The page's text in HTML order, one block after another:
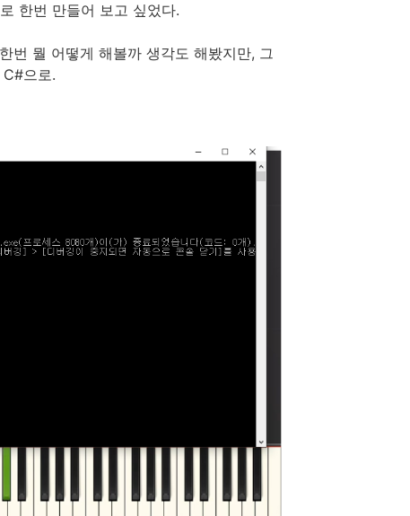
한번 만들어 보고 싶었다.
번 뭘 어떻게 해볼까 생각도 해봤지만, 그
으로.